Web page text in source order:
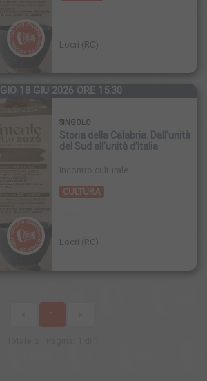
Locri (RC)
GIO 18 GIU 2026 ORE 15:30
SINGOLO
Storia della Calabria. Dall’unità
del Sud all’unità d’Italia
CULTURA
Locri (RC)
1